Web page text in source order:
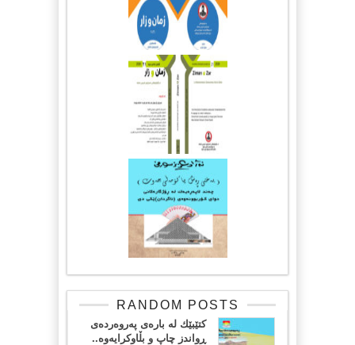
RANDOM POSTS
كتێبێك له‌ باره‌ی په‌روه‌رده‌ی
ڕواندز چاپ و بڵاوكرایه‌وه‌..